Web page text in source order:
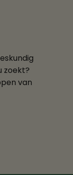
zoekt?
van